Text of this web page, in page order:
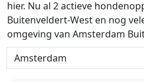
hier. Nu al 2 actieve
Buitenveldert-West en nog
omgeving van Amsterdam